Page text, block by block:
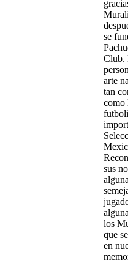
se
Club.
arte
tan
como
sus
los
que
en